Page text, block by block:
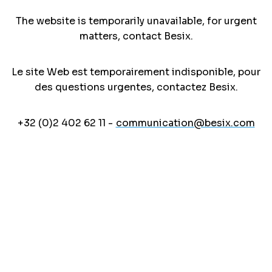
The website is temporarily unavailable, for urgent
matters, contact Besix.
Le site Web est temporairement indisponible, pour
des questions urgentes, contactez Besix.
+32 (0)2 402 62 11 - communication@besix.com